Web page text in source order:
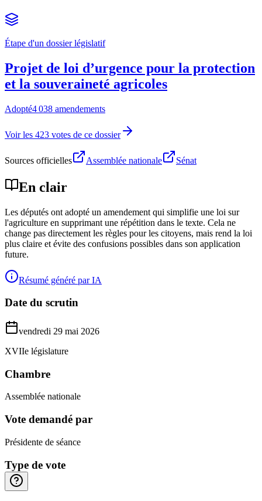
Étape d'un dossier législatif
Projet de loi d’urgence pour la protection
et la souveraineté agricoles
Adopté4 038 amendements
Voir les 423 votes de ce dossier
Sources officielles Assemblée nationale Sénat
En clair
Les députés ont adopté un amendement qui simplifie une loi sur
l'agriculture en supprimant une répétition dans le texte. Cela ne
change pas directement les règles pour les citoyens, mais rend la loi
plus claire et évite des confusions possibles dans son application
future.
Résumé généré par IA
Date du scrutin
vendredi 29 mai 2026
XVIIe législature
Chambre
Assemblée nationale
Vote demandé par
Présidente de séance
Type de vote